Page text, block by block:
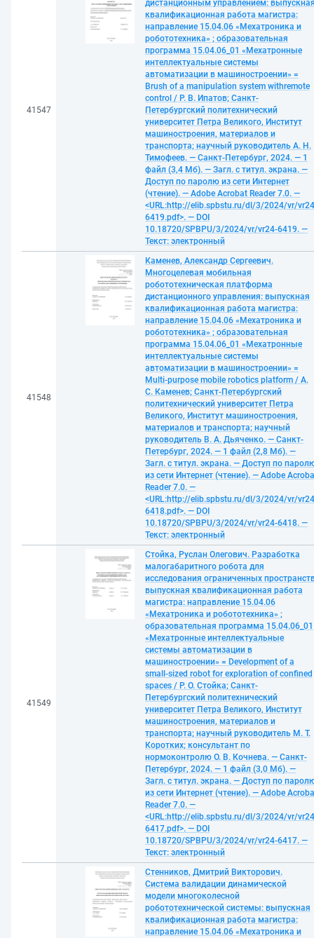
41547
дистанционным управлением:
квалификационная работа магистра:
направление 15.04.06 «Мехатроника и
робототехника» ; образовательная
программа 15.04.06_01 «Мехатронные
интеллектуальные системы
автоматизации в машиностроении» =
Brush of a manipulation system withremote
control / Р. В. Ипатов; Санкт-
Петербургский политехнический
университет Петра Великого, Институт
машиностроения, материалов и
транспорта; научный руководитель А. Н.
Тимофеев. — Санкт-Петербург, 2024. — 1
файл (3,4 Мб). — Загл. с титул. экрана. —
Доступ по паролю из сети Интернет
(чтение). — Adobe Acrobat Reader 7.0. —
<URL:http://elib.spbstu.ru/dl/3/2024/vr/
6419.pdf>. — DOI
10.18720/SPBPU/3/2024/vr/vr24-6419. —
Текст: электронный
41548
Каменев, Александр Сергеевич.
Многоцелевая мобильная
робототехническая платформа
дистанционного управления: выпускная
квалификационная работа магистра:
направление 15.04.06 «Мехатроника и
робототехника» ; образовательная
программа 15.04.06_01 «Мехатронные
интеллектуальные системы
автоматизации в машиностроении» =
Multi-purpose mobile robotics platform / А.
С. Каменев; Санкт-Петербургский
политехнический университет Петра
Великого, Институт машиностроения,
материалов и транспорта; научный
руководитель В. А. Дьяченко. — Санкт-
Петербург, 2024. — 1 файл (2,8 Мб). —
Загл. с титул. экрана. — Доступ по
из сети Интернет (чтение). — Adobe
Reader 7.0. —
<URL:http://elib.spbstu.ru/dl/3/2024/vr/
6418.pdf>. — DOI
10.18720/SPBPU/3/2024/vr/vr24-6418. —
Текст: электронный
41549
Стойка, Руслан Олегович. Разработка
малогабаритного робота для
исследования ограниченных
выпускная квалификационная работа
магистра: направление 15.04.06
«Мехатроника и робототехника» ;
образовательная программа 15.04.06_01
«Мехатронные интеллектуальные
системы автоматизации в
машиностроении» = Development of a
small-sized robot for exploration of confined
spaces / Р. О. Стойка; Санкт-
Петербургский политехнический
университет Петра Великого, Институт
машиностроения, материалов и
транспорта; научный руководитель М. Т.
Коротких; консультант по
нормоконтролю О. В. Кочнева. — Санкт-
Петербург, 2024. — 1 файл (3,0 Мб). —
Загл. с титул. экрана. — Доступ по
из сети Интернет (чтение). — Adobe
Reader 7.0. —
<URL:http://elib.spbstu.ru/dl/3/2024/vr/
6417.pdf>. — DOI
10.18720/SPBPU/3/2024/vr/vr24-6417. —
Текст: электронный
Стенников, Дмитрий Викторович.
Система валидации динамической
модели многоколесной
робототехнической системы: выпускная
квалификационная работа магистра:
направление 15.04.06 «Мехатроника и